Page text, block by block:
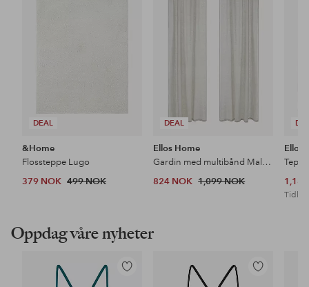
DEAL
&Home
Flossteppe Lugo
379 NOK 499 NOK
DEAL
Ellos Home
Gardin med multibånd Malva 2-pk i 100% lin
824 NOK 1,099 NOK
Ellos
Tidl.
Oppdag våre nyheter
Legg
Legg